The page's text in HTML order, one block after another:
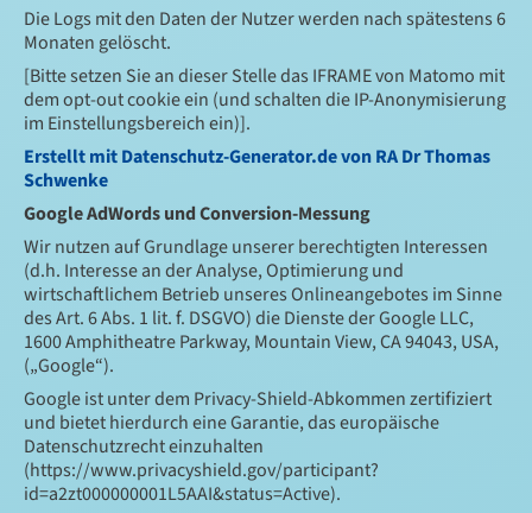
Die Logs mit den Daten der Nutzer werden nach spätestens 6
Monaten gelöscht.
[Bitte setzen Sie an dieser Stelle das IFRAME von Matomo mit
dem opt-out cookie ein (und schalten die IP-Anonymisierung
im Einstellungsbereich ein)].
Erstellt mit Datenschutz-Generator.de von RA Dr Thomas
Schwenke
Google AdWords und Conversion-Messung
Wir nutzen auf Grundlage unserer berechtigten Interessen
(d.h. Interesse an der Analyse, Optimierung und
wirtschaftlichem Betrieb unseres Onlineangebotes im Sinne
des Art. 6 Abs. 1 lit. f. DSGVO) die Dienste der Google LLC,
1600 Amphitheatre Parkway, Mountain View, CA 94043, USA,
(„Google“).
Google ist unter dem Privacy-Shield-Abkommen zertifiziert
und bietet hierdurch eine Garantie, das europäische
Datenschutzrecht einzuhalten
(https://www.privacyshield.gov/participant?
id=a2zt000000001L5AAI&status=Active).